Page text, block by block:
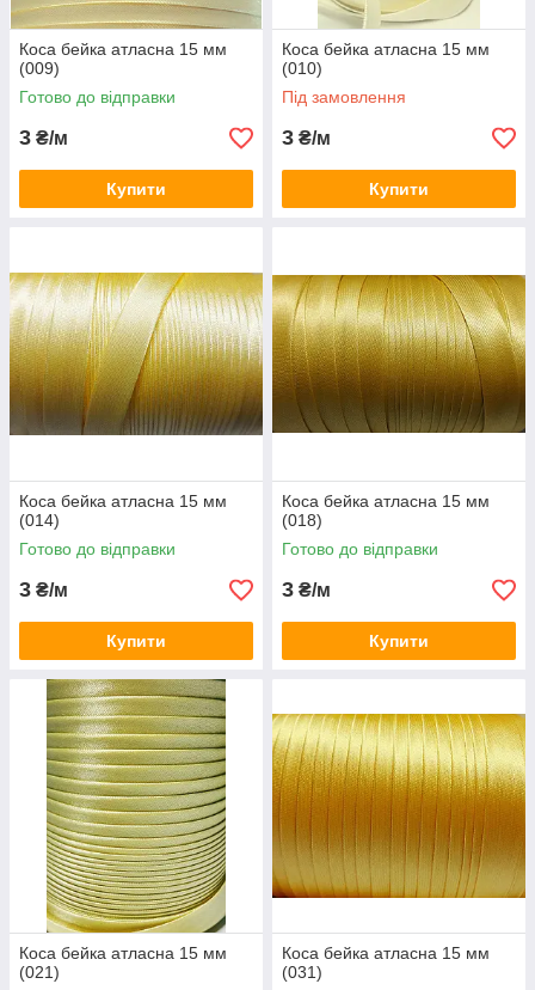
Коса бейка атласна 15 мм
(009)
Готово до відправки
3 ₴/м
Купити
Коса бейка атласна 15 мм
(010)
Під замовлення
3 ₴/м
Купити
Коса бейка атласна 15 мм
(014)
Готово до відправки
3 ₴/м
Купити
Коса бейка атласна 15 мм
(018)
Готово до відправки
3 ₴/м
Купити
Коса бейка атласна 15 мм
(021)
Коса бейка атласна 15 мм
(031)